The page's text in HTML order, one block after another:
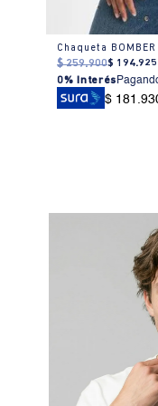
Chaqueta
$ 259.900$ 194.925
0% Interés
$